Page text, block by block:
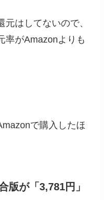
はしてないので、
率がAmazonよりも
で購入したほ
版が「3,781円」